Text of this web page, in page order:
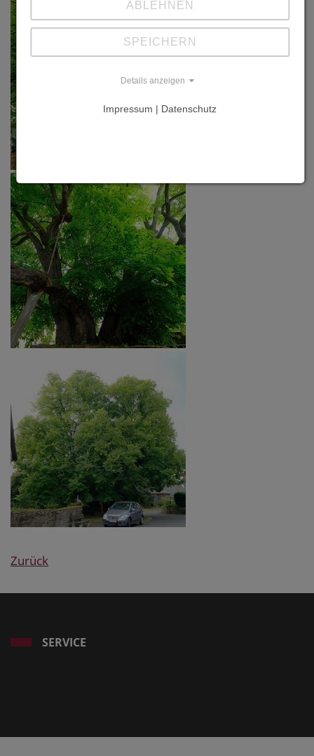
Zurück
SERVICE
ABLEHNEN
SPEICHERN
Details anzeigen
Impressum | Datenschutz